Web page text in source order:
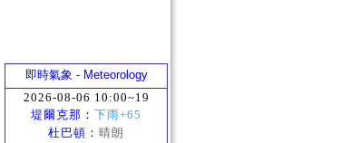
即時氣象 - Meteorology
2026-08-06 10:00~19
堤爾克那 ： 下雨+65
杜巴頓 ： 晴朗